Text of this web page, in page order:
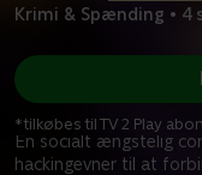
Krimi & Spænding • 4
En socialt ængstelig
hackingevner til at
*tilkøbes til TV 2 Play